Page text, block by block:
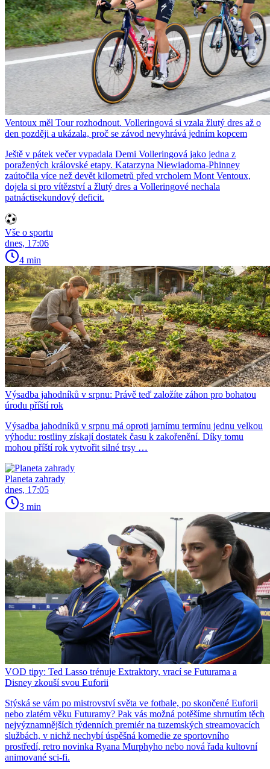
Ventoux měl Tour rozhodnout. Volleringová si vzala žlutý dres až o
den později a ukázala, proč se závod nevyhrává jedním kopcem
Ještě v pátek večer vypadala Demi Volleringová jako jedna z
poražených královské etapy. Katarzyna Niewiadoma-Phinney
zaútočila více než devět kilometrů před vrcholem Mont Ventoux,
dojela si pro vítězství a žlutý dres a Volleringové nechala
patnáctisekundový deficit.
Vše o sportu
dnes, 17:06
4 min
Výsadba jahodníků v srpnu: Právě teď založíte záhon pro bohatou
úrodu příští rok
Výsadba jahodníků v srpnu má oproti jarnímu termínu jednu velkou
výhodu: rostliny získají dostatek času k zakořenění. Díky tomu
mohou příští rok vytvořit silné trsy …
Planeta zahrady
dnes, 17:05
3 min
VOD tipy: Ted Lasso trénuje Extraktory, vrací se Futurama a
Disney zkouší svou Euforii
Stýská se vám po mistrovství světa ve fotbale, po skončené Euforii
nebo zlatém věku Futuramy? Pak vás možná potěšíme shrnutím těch
nejvýznamnějších týdenních premiér na tuzemských streamovacích
službách, v nichž nechybí úspěšná komedie ze sportovního
prostředí, retro novinka Ryana Murphyho nebo nová řada kultovní
animované sci-fi.